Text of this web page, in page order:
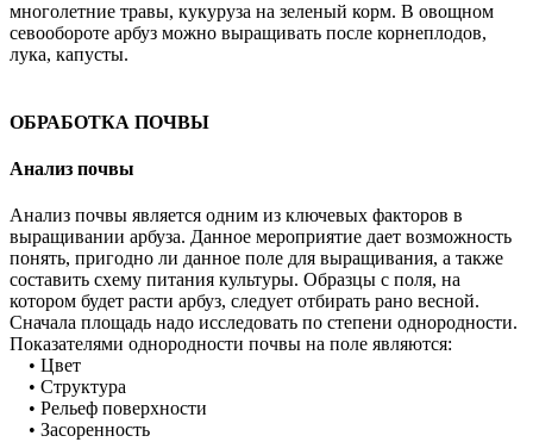
многолетние травы, кукуруза на зеленый корм. В овощном
севообороте арбуз можно выращивать после корнеплодов,
лука, капусты.
ОБРАБОТКА ПОЧВЫ
Анализ почвы
Анализ почвы является одним из ключевых факторов в
выращивании арбуза. Данное мероприятие дает возможность
понять, пригодно ли данное поле для выращивания, а также
составить схему питания культуры. Образцы с поля, на
котором будет расти арбуз, следует отбирать рано весной.
Сначала площадь надо исследовать по степени однородности.
Показателями однородности почвы на поле являются:
• Цвет
• Структура
• Рельеф поверхности
• Засоренность